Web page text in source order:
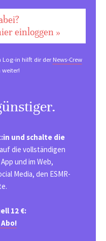
einloggen »
Log-in hilft dir derNews-Crew
weiter!
und schalte die
die vollständigen
und im Web,
Media, den ESMR-
12 €: